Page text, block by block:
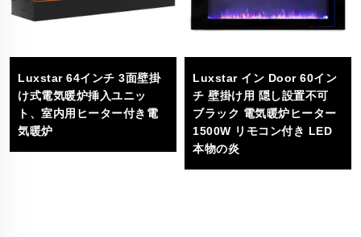
Luxstar 64インチ 3面壁掛
け式電気暖炉挿入ユニッ
ト、室内用ヒーター付き電
気暖炉
Luxstar イン Door 60イン
チ 壁掛け用 隠し設置不可
ブラック 電気暖炉ヒーター
1500W リモコン付き LED
本物の炎